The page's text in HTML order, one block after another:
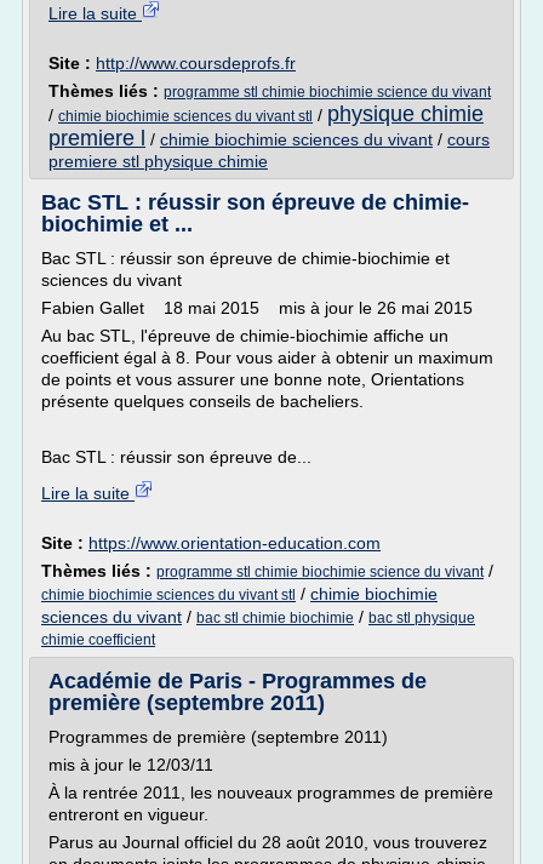
Lire la suite
Site : http://www.coursdeprofs.fr
Thèmes liés : programme stl chimie biochimie science du vivant
/ chimie biochimie sciences du vivant stl / physique chimie
premiere l
/ chimie biochimie sciences du vivant / cours
premiere stl physique chimie
Bac STL : réussir son épreuve de chimie-
biochimie et ...
Bac STL : réussir son épreuve de chimie-biochimie et
sciences du vivant
Fabien Gallet 18 mai 2015 mis à jour le 26 mai 2015
Au bac STL, l'épreuve de chimie-biochimie affiche un
coefficient égal à 8. Pour vous aider à obtenir un maximum
de points et vous assurer une bonne note, Orientations
présente quelques conseils de bacheliers.
Bac STL : réussir son épreuve de...
Lire la suite
Site : https://www.orientation-education.com
Thèmes liés : programme stl chimie biochimie science du vivant/
chimie biochimie sciences du vivant stl / chimie biochimie
sciences du vivant / bac stl chimie biochimie / bac stl physique
chimie coefficient
Académie de Paris - Programmes de
première (septembre 2011)
Programmes de première (septembre 2011)
mis à jour le 12/03/11
À la rentrée 2011, les nouveaux programmes de première
entreront en vigueur.
Parus au Journal officiel du 28 août 2010, vous trouverez